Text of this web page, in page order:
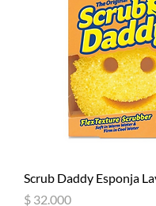
Scrub Daddy Esponja
Precio
$ 32.000